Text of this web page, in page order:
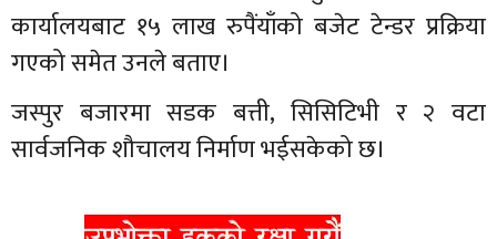
कार्यालयबाट १५ लाख रुपैंयाँको बजेट टेन्डर प्रक्रिया
गएको समेत उनले बताए।
जस्पुर बजारमा सडक बत्ती, सिसिटिभी र २ वटा
सार्वजनिक शौचालय निर्माण भईसकेको छ।